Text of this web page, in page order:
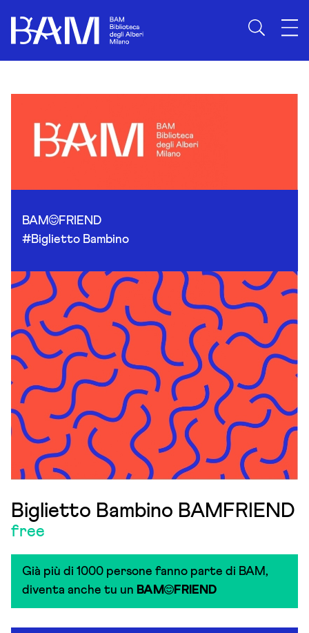
BAM
FRIEND
#Biglietto Bambino
Biglietto Bambino BAMFRIEND
free
Già più di 1000 persone fanno parte di BAM,
diventa anche tu un BAM FRIEND